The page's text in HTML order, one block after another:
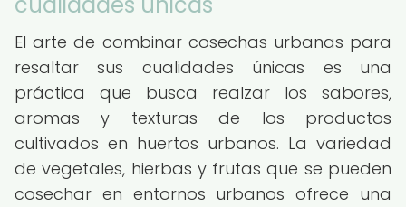
El arte de combinar cosechas urbanas para
resaltar sus cualidades únicas es una
práctica que busca realzar los sabores,
aromas y texturas de los productos
cultivados en huertos urbanos. La variedad
de vegetales, hierbas y frutas que se pueden
cosechar en entornos urbanos ofrece una